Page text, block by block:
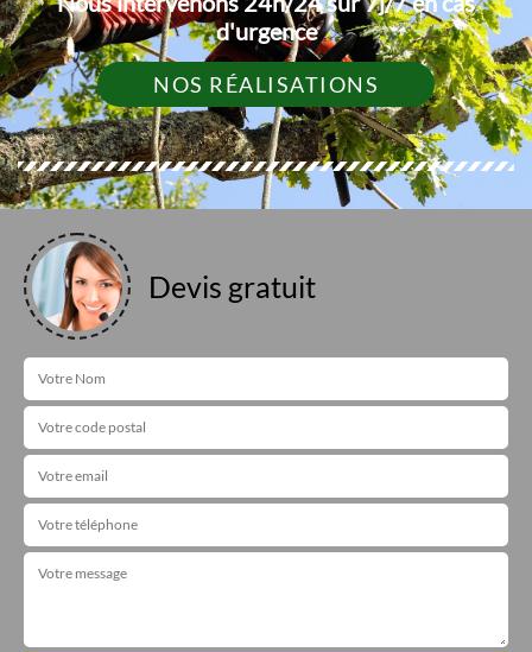
d'urgence
NOS RÉALISATIONS
Devis gratuit